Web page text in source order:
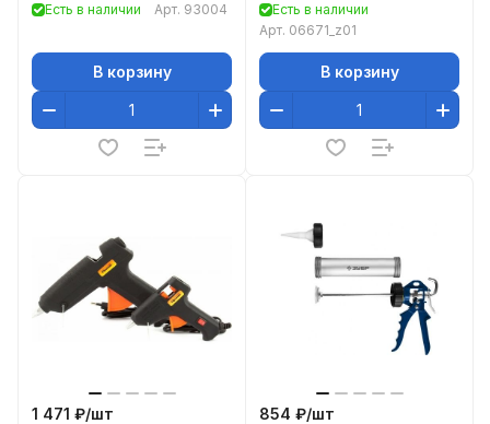
Есть в наличии Арт. 93004
В корзину
Есть в наличии
Арт. 06671_z01
В корзину
1 471 ₽/шт
854 ₽/шт